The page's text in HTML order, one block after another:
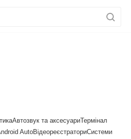
Автозвук та аксесуариТермінал
AutoВідеореєстраториСистеми